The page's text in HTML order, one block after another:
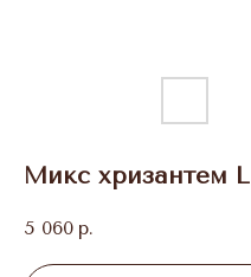
Микс хризантем L
5 060 р.